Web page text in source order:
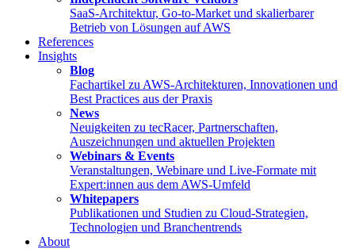
SaaS-Architektur, Go-to-Market und skalierbarer
Betrieb von Lösungen auf AWS
References
Insights
Blog
Fachartikel zu AWS-Architekturen, Innovationen und
Best Practices aus der Praxis
News
Neuigkeiten zu tecRacer, Partnerschaften,
Auszeichnungen und aktuellen Projekten
Webinars & Events
Veranstaltungen, Webinare und Live-Formate mit
Expert:innen aus dem AWS-Umfeld
Whitepapers
Publikationen und Studien zu Cloud-Strategien,
Technologien und Branchentrends
About